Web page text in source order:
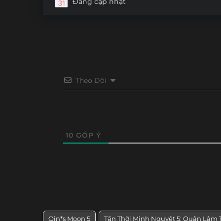
Theo Dõi
10 GÓP Ý
Qin*s Moon 5 Tần Thời Minh Nguyệt 5: Quân Lâm